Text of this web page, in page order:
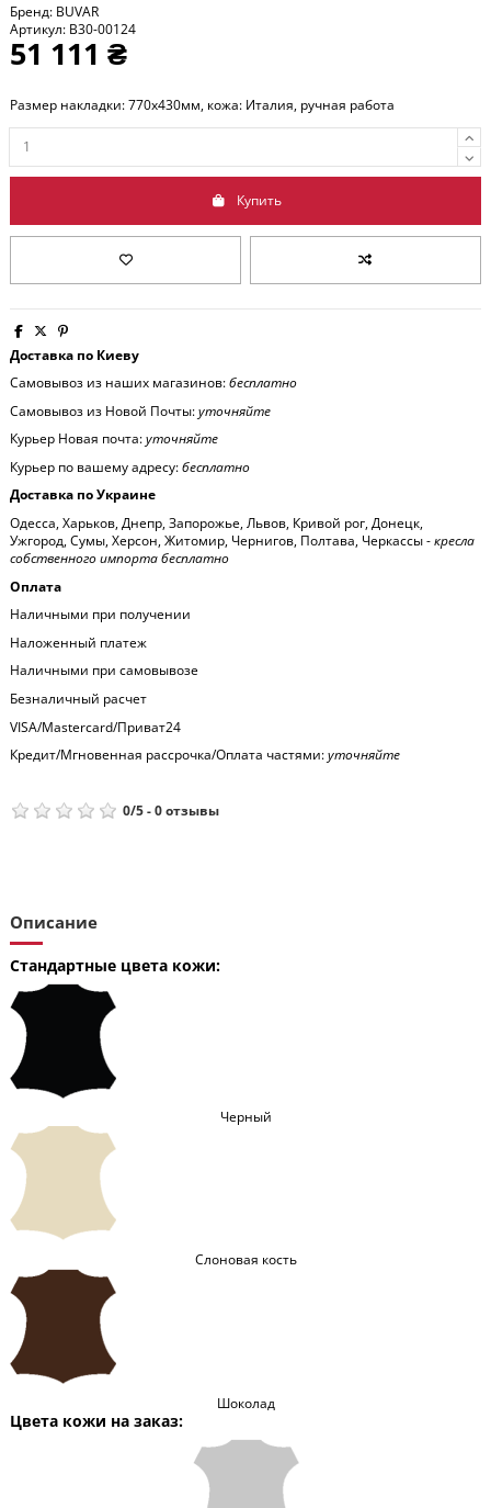
Бренд: BUVAR
Артикул: B30-00124
51 111 ₴
Размер накладки: 770x430мм, кожа: Италия, ручная работа
Купить
Доставка по Киеву
Самовывоз из наших магазинов:бесплатно
Самовывоз из Новой Почты:уточняйте
Курьер Новая почта:уточняйте
Курьер по вашему адресу:бесплатно
Доставка по Украине
Одесса, Харьков, Днепр, Запорожье, Львов, Кривой рог, Донецк,
Ужгород, Сумы, Херсон, Житомир, Чернигов, Полтава, Черкассы -кресла
собственного импорта бесплатно
Оплата
Наличными при получении
Наложенный платеж
Наличными при самовывозе
Безналичный расчет
VISA/Mastercard/Приват24
Кредит/Мгновенная рассрочка/Оплата частями:уточняйте
0/5-0отзывы
Описание
Стандартные цвета кожи:
Черный
Слоновая кость
Шоколад
Цвета кожи на заказ: